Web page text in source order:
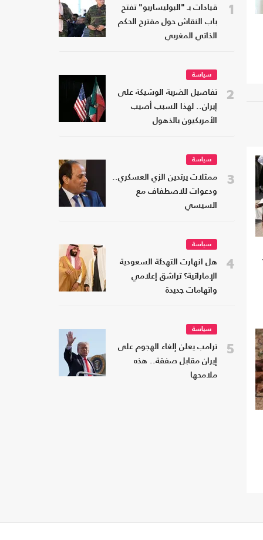
1
قيادات بـ "البوليساريو" تفتح
باب النقاش حول مقترح الحكم
الذاتي المغربي
2
سياسة
تفاصيل الضربة الوشيكة على
إيران.. لهذا السبب أصيب
الأمريكيون بالذهول
3
سياسة
ممثلات يرتدين الزي العسكري..
ودعوات للاصطفاف مع
السيسي
4
سياسة
هل انهارت التهدئة السعودية
الإماراتية؟ تراشق إعلامي
واتهامات جديدة
5
سياسة
ترامب يعلن إلغاء الهجوم على
إيران مقابل صفقة.. هذه
ملامحها